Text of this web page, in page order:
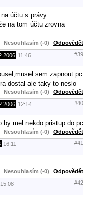
účtu s právy
na tom účtu zrovna
Nesouhlasím (-0) Odpovědět
11:46 #39
sem zapnout pc
dostal ale taky to neslo
Nesouhlasím (-0) Odpovědět
12:14 #40
mel nekdo pristup do pc
Nesouhlasím (-0) Odpovědět
16:11 #41
Nesouhlasím (-0) Odpovědět
15:08 #42